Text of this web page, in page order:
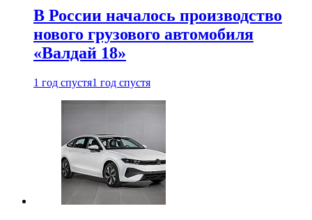
В России началось производство
нового грузового автомобиля
«Валдай 18»
1 год спустя1 год спустя